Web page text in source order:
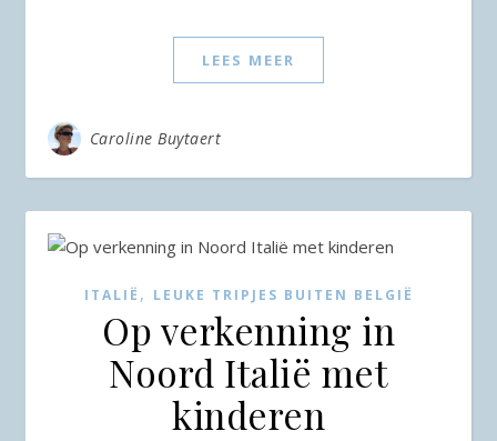
LEES MEER
Caroline Buytaert
ITALIË , LEUKE TRIPJES BUITEN BELGIË
Op verkenning in
Noord Italië met
kinderen